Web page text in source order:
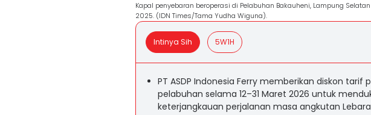
Kapal penyebaran beroperasi di Pelabuhan Bakauheni, Lampung
2025. (IDN Times/Tama Yudha Wiguna).
Intinya Sih 5W1H
PT ASDP Indonesia Ferry memberikan diskon tarif
pelabuhan selama 12–31 Maret 2026 untuk
keterjangkauan perjalanan masa angkutan